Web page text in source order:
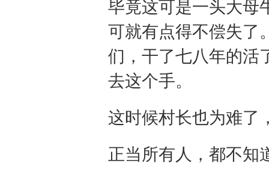
毕竟这可是一头大母
可就有点得不偿失了
们，干了七八年的活
去这个手。
这时候村长也为难了
正当所有人，都不知